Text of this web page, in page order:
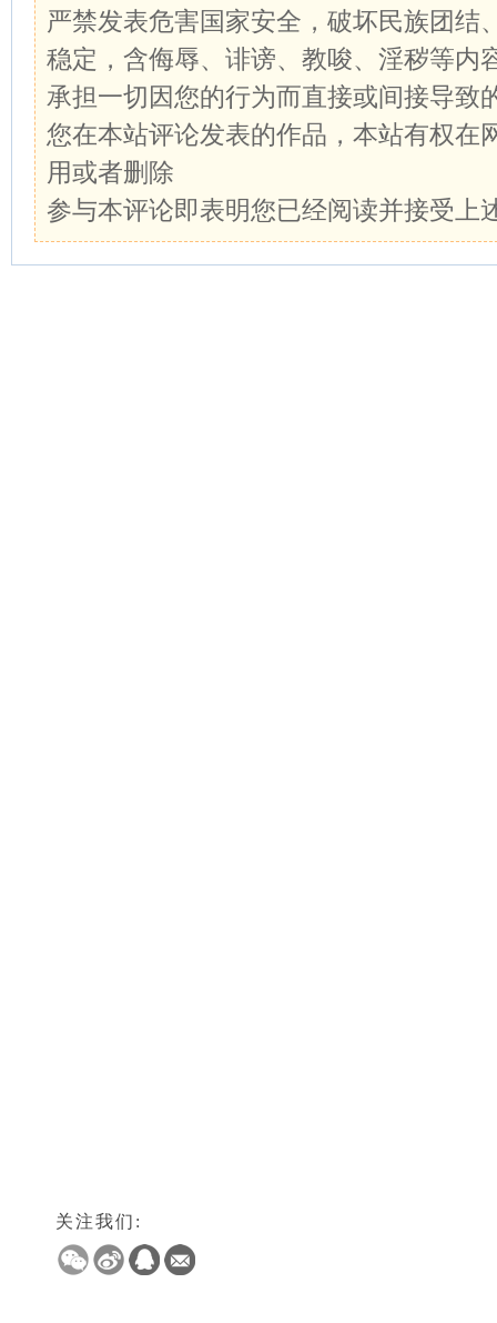
严禁发表危害国家安全，破坏民族团结
稳定，含侮辱、诽谤、教唆、淫秽等内
承担一切因您的行为而直接或间接导致
您在本站评论发表的作品，本站有权在
用或者删除
参与本评论即表明您已经阅读并接受上
关注我们: